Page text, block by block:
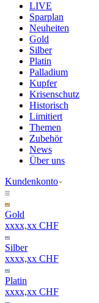
LIVE
Sparplan
Neuheiten
Gold
Silber
Platin
Palladium
Kupfer
Krisenschutz
Historisch
Limitiert
Themen
Zubehör
News
Über uns
Kundenkonto
Gold
xxxx,xx CHF
Silber
xxxx,xx CHF
Platin
xxxx,xx CHF